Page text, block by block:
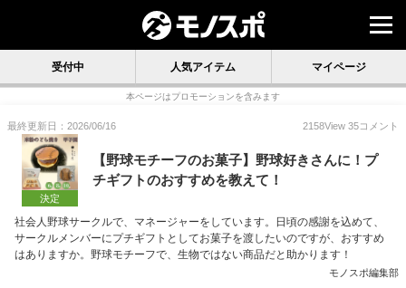
受付中 人気アイテム マイページ
本ページはプロモーションを含みます
最終更新日：2026/06/16 2158View 35コメント
決定
【野球モチーフのお菓子】野球好きさんに！プ
チギフトのおすすめを教えて！
社会人野球サークルで、マネージャーをしています。日頃の感謝を込めて、
サークルメンバーにプチギフトとしてお菓子を渡したいのですが、おすすめ
はありますか。野球モチーフで、生物ではない商品だと助かります！
モノスポ編集部